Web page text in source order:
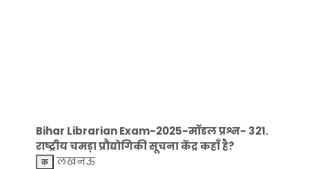
Bihar Librarian Exam-2025-मॉडल प्रश्न- 321.
राष्ट्रीय चमड़ा प्रौद्योगिकी सूचना केंद्र कहाँ है?
लखनऊ